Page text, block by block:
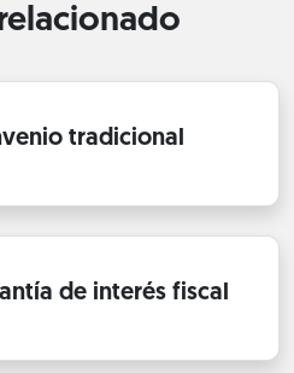
tradicional
de interés fiscal